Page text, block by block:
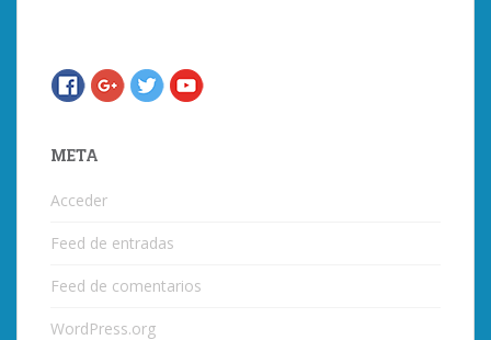
META
Acceder
Feed de entradas
Feed de comentarios
WordPress.org